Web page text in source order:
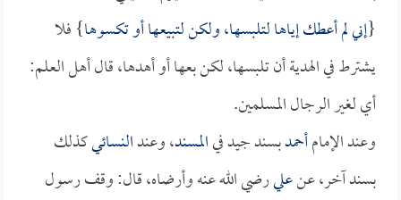
{إني لم أعطك إياها لتلبسها، ولكن لتبيعها أو تكسوها} فلا
يشترط في الهدية أن تلبسها، لكن بعها أو أهدها، قال أهل العلم:
أي لغير الرجال المسلمين.
وعند الإمامأحمدبسند جيد فيالمسند، وعندالنسائيكذلك
بسند آخر، عنعليرضي الله عنه وأرضاه، قال: وقف رسول